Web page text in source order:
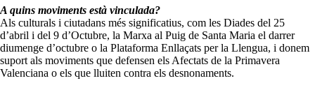
A quins moviments està vinculada?
Als culturals i ciutadans més significatius, com les Diades del 25
d’abril i del 9 d’Octubre, la Marxa al Puig de Santa Maria el darrer
diumenge d’octubre o la Plataforma Enllaçats per la Llengua, i donem
suport als moviments que defensen els Afectats de la Primavera
Valenciana o els que lluiten contra els desnonaments.